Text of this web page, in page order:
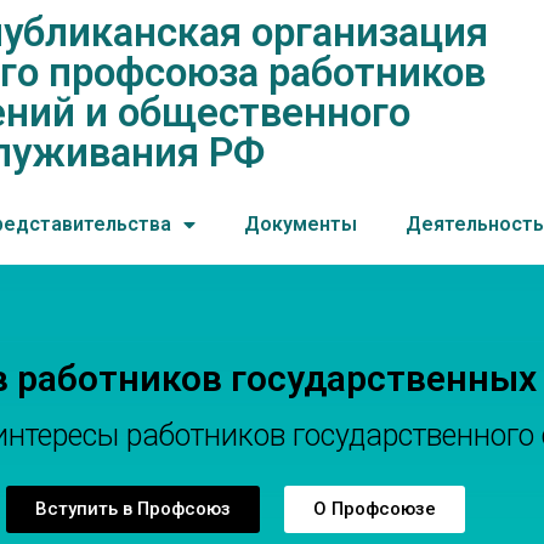
организация
и общественного
организация
профсоюза работников
и общественного
РФ
Документы Деятельность
работников государственного
Вступить в Профсоюз О Профсоюзе